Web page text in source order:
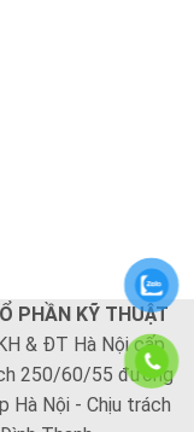
PHẦN KỸ THUẬT
& ĐT Hà Nội cấp
250/60/55 đường
Hà Nội - Chịu trách